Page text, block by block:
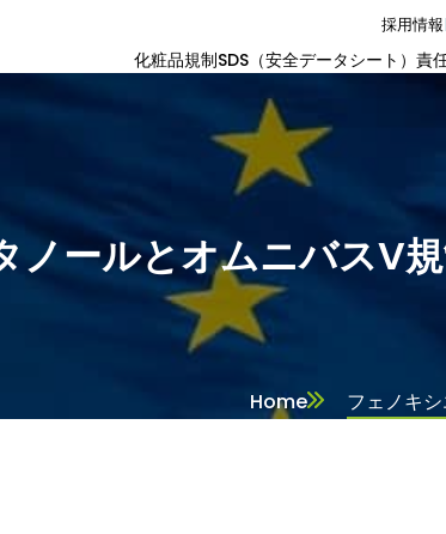
採用情報
化粧品規制SDS（安全データシート） 責
ノールとオムニバスV
Home フェノキ